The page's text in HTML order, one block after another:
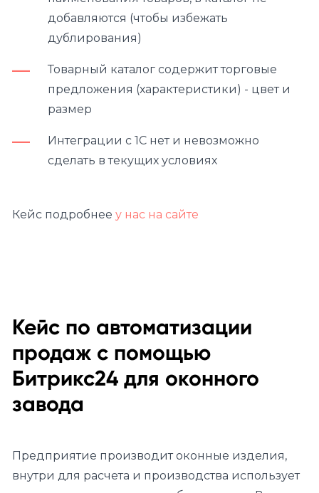
добавляются (чтобы избежать
дублирования)
Товарный каталог содержит торговые
предложения (характеристики) - цвет и
размер
Интеграции с 1С нет и невозможно
сделать в текущих условиях
Кейс подробнее у нас на сайте
Кейс по автоматизации
продаж с помощью
Битрикс24 для оконного
завода
Предприятие производит оконные изделия,
внутри для расчета и производства использует